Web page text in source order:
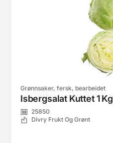
Grønnsaker, fersk, bearbeidet
Isbergsalat Kuttet 1 Kg
25850
Dlvry Frukt Og Grønt